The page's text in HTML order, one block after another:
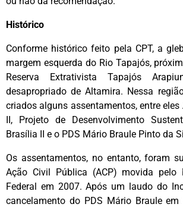
Histórico
Conforme histórico feito pela CPT, a
margem esquerda do Rio Tapajós,
Reserva Extrativista Tapajós
desapropriado de Altamira. Nessa
criados alguns assentamentos, entre eles
II, Projeto de Desenvolvimento
Brasília II e o PDS Mário Braule Pinto da
Os assentamentos, no entanto, foram
Ação Civil Pública (ACP) movida pelo
Federal em 2007. Após um laudo do
cancelamento do PDS Mário Braule